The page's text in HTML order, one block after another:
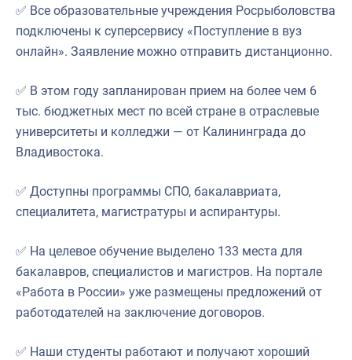
✅ Все образовательные учреждения Росрыболовства
подключены к суперсервису «Поступление в вуз
онлайн». Заявление можно отправить дистанционно.
✅ В этом году запланирован прием на более чем 6
тыс. бюджетных мест по всей стране в отраслевые
университеты и колледжи — от Калининграда до
Владивостока.
✅ Доступны программы СПО, бакалавриата,
специалитета, магистратуры и аспирантуры.
✅ На целевое обучение выделено 133 места для
бакалавров, специалистов и магистров. На портале
«Работа в России» уже размещены предложений от
работодателей на заключение договоров.
✅ Наши студенты работают и получают хороший